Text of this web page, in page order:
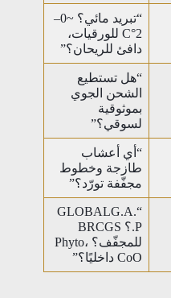
“تبريد مائي؟ ~0–
2°C للورقيات،
دافئ للريحان؟”
“هل تستطيع
الشحن الجوي
بموثوقية
لسوقي؟”
“أي أعشاب
طازجة وخطوط
مجفّفة تورّد؟”
“GLOBALG.A.
P.؟ BRCGS
للمجفّف؟ Phyto،
CoO داخليًا؟”